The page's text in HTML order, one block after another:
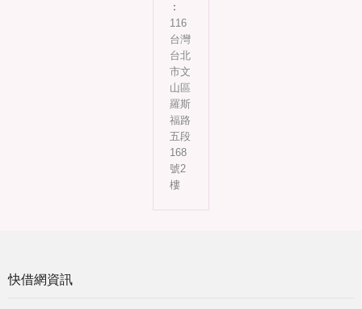
︰
116
台灣
台北
市文
山區
羅斯
福路
五段
168
號2
樓
快借網資訊